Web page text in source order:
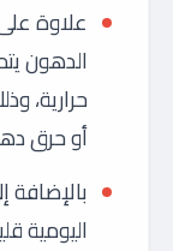
حرارية،
أو حرق
بالإضافة
اليومية